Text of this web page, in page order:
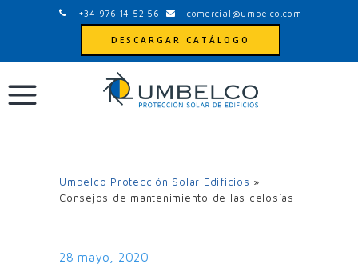
+34 976 14 52 56 comercial@umbelco.com
DESCARGAR CATÁLOGO
Umbelco Protección Solar Edificios »
Consejos de mantenimiento de las celosías
28 mayo, 2020